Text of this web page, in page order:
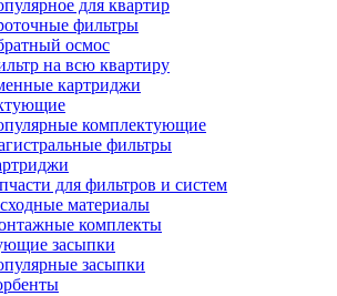
для квартир
фильтры
осмос
на всю квартиру
картриджи
комплектующие
фильтры
для фильтров и систем
материалы
комплекты
засыпки
засыпки